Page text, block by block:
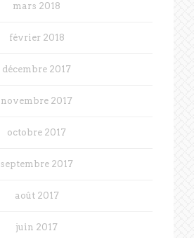
mars 2018
février 2018
décembre 2017
novembre 2017
octobre 2017
septembre 2017
août 2017
juin 2017